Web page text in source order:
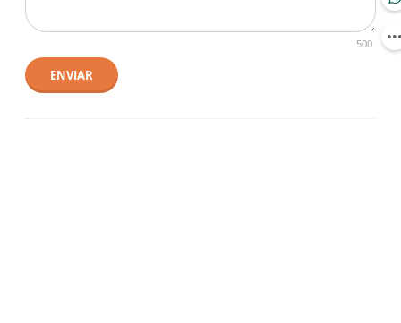
500
ENVIAR